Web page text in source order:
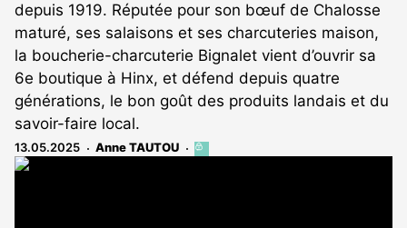
depuis 1919. Réputée pour son bœuf de Chalosse
maturé, ses salaisons et ses charcuteries maison,
la boucherie-charcuterie Bignalet vient d’ouvrir sa
6e boutique à Hinx, et défend depuis quatre
générations, le bon goût des produits landais et du
savoir-faire local.
13.05.2025 Anne TAUTOU
Cet